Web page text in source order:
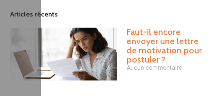
Articles récents
Faut-il encore
envoyer une lettre
de motivation pour
postuler ?
Aucun commentaire